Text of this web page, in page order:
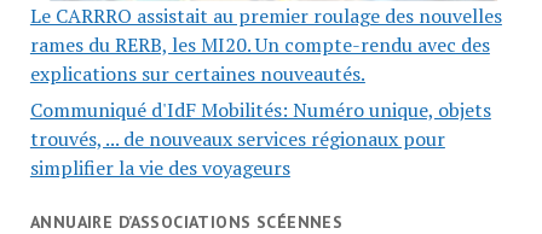
Le CARRRO assistait au premier roulage des nouvelles
rames du RERB, les MI20. Un compte-rendu avec des
explications sur certaines nouveautés.
Communiqué d'IdF Mobilités: Numéro unique, objets
trouvés, ... de nouveaux services régionaux pour
simplifier la vie des voyageurs
ANNUAIRE D’ASSOCIATIONS SCÉENNES